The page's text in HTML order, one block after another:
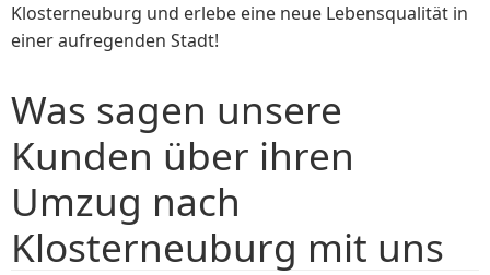
Klosterneuburg und erlebe eine neue Lebensqualität in
einer aufregenden Stadt!
Was sagen unsere
Kunden über ihren
Umzug nach
Klosterneuburg mit uns